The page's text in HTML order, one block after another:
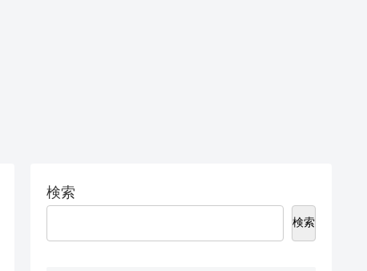
検索
検索